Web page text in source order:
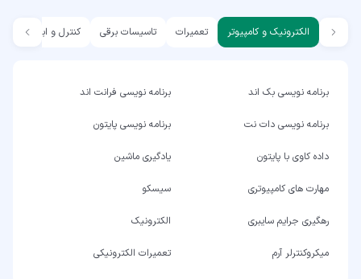
الکترونیک و کامپیوتر تعمیرات تاسیسات برقی کنترل و ابزار دقیق
برنامه نویسی بک اند برنامه نویسی فرانت اند
برنامه نویسی دات نت برنامه نویسی پایتون
داده کاوی با پایتون یادگیری ماشین
مهارت های کامپیوتری سیسکو
رهگیری جرایم سایبری الکترونیک
میکروکنترلر آرم تعمیرات الکترونیکی